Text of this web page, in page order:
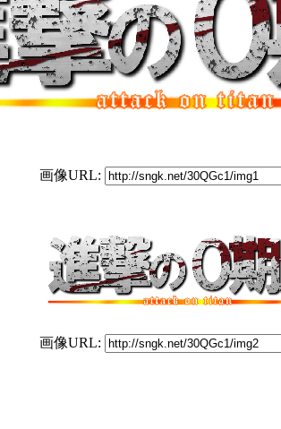
画像URL:
画像URL: